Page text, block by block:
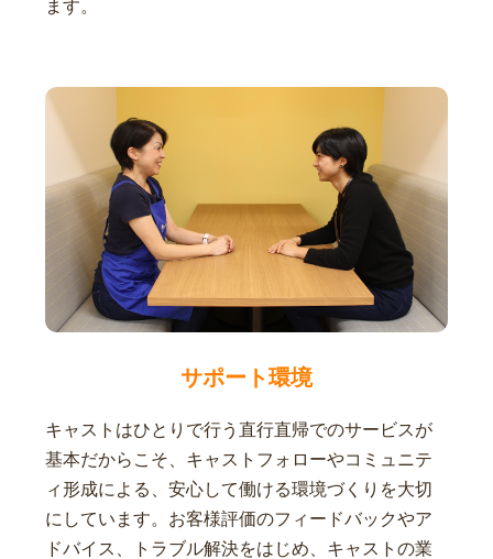
ます。
サポート環境
キャストはひとりで行う直行直帰でのサービスが
基本だからこそ、キャストフォローやコミュニテ
ィ形成による、安心して働ける環境づくりを大切
にしています。お客様評価のフィードバックやア
ドバイス、トラブル解決をはじめ、キャストの業